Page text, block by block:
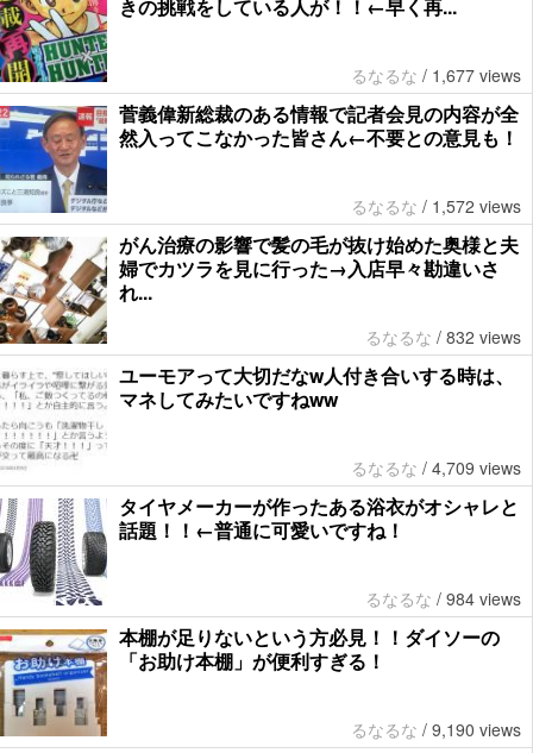
きの挑戦をしている人が！！←早く再...
るなるな / 1,677 views
菅義偉新総裁のある情報で記者会見の内容が全
然入ってこなかった皆さん←不要との意見も！
るなるな / 1,572 views
がん治療の影響で髪の毛が抜け始めた奥様と夫
婦でカツラを見に行った→入店早々勘違いさ
れ...
るなるな / 832 views
ユーモアって大切だなw人付き合いする時は、
マネしてみたいですねww
るなるな / 4,709 views
タイヤメーカーが作ったある浴衣がオシャレと
話題！！←普通に可愛いですね！
るなるな / 984 views
本棚が足りないという方必見！！ダイソーの
「お助け本棚」が便利すぎる！
るなるな / 9,190 views